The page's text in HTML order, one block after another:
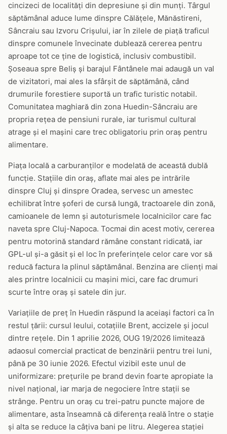
cincizeci de localități din depresiune și din munți. Târgul
săptămânal aduce lume dinspre Călățele, Mănăstireni,
Sâncraiu sau Izvoru Crișului, iar în zilele de piață traficul
dinspre comunele învecinate dublează cererea pentru
aproape tot ce ține de logistică, inclusiv combustibil.
Șoseaua spre Beliș și barajul Fântânele mai adaugă un val
de vizitatori, mai ales la sfârșit de săptămână, când
drumurile forestiere suportă un trafic turistic notabil.
Comunitatea maghiară din zona Huedin-Sâncraiu are
propria rețea de pensiuni rurale, iar turismul cultural
atrage și el mașini care trec obligatoriu prin oraș pentru
alimentare.
Piața locală a carburanților e modelată de această dublă
funcție. Stațiile din oraș, aflate mai ales pe intrările
dinspre Cluj și dinspre Oradea, servesc un amestec
echilibrat între șoferi de cursă lungă, tractoarele din zonă,
camioanele de lemn și autoturismele localnicilor care fac
naveta spre Cluj-Napoca. Tocmai din acest motiv, cererea
pentru motorină standard rămâne constant ridicată, iar
GPL-ul și-a găsit și el loc în preferințele celor care vor să
reducă factura la plinul săptămânal. Benzina are clienți mai
ales printre localnicii cu mașini mici, care fac drumuri
scurte între oraș și satele din jur.
Variațiile de preț în Huedin răspund la aceiași factori ca în
restul țării: cursul leului, cotațiile Brent, accizele și jocul
dintre rețele. Din 1 aprilie 2026, OUG 19/2026 limitează
adaosul comercial practicat de benzinării pentru trei luni,
până pe 30 iunie 2026. Efectul vizibil este unul de
uniformizare: prețurile pe brand devin foarte apropiate la
nivel național, iar marja de negociere între stații se
strânge. Pentru un oraș cu trei-patru puncte majore de
alimentare, asta înseamnă că diferența reală între o stație
și alta se reduce la câțiva bani pe litru. Alegerea stației